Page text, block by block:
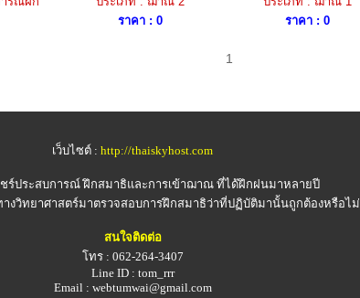
ราคา : 0
ราคา : 0
1
เว็บไซต์ : http://thaiskyhost.com
ร์ประสบการณ์ ฝึกสมาธิและการเข้าฌาณ ที่ได้ฝึกฝนมาหลายปี
างวิทยาศาสตร์มาตรวจสอบการฝึกสมาธิว่าที่ปฏิบัติมานั้นถูกต้องหรือไม่
สนใจติดต่อ
โทร : 062-264-3407
Line ID : tom_rrr
Email : webtumwai@gmail.com